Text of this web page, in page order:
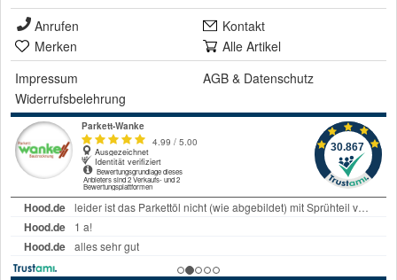
Anrufen
Kontakt
Merken
Alle Artikel
Impressum
AGB & Datenschutz
Widerrufsbelehrung